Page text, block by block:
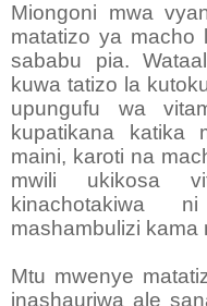
Miongoni mwa
matatizo ya macho
sababu pia.
kuwa tatizo la
upungufu wa
kupatikana katika
maini, karoti na
mwili ukikosa
kinachotakiwa
mashambulizi kama
Mtu mwenye
inashauriwa ale